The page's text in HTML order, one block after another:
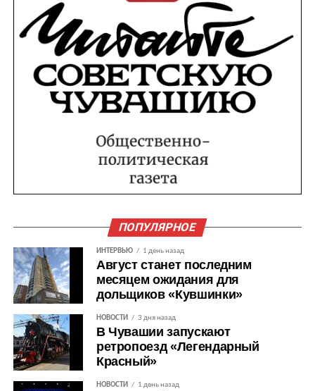
ПОПУЛЯРНОЕ
ИНТЕРВЬЮ 1 день назад
Август станет последним
месяцем ожидания для
дольщиков «Кувшинки»
НОВОСТИ 3 дня назад
В Чувашии запускают
ретропоезд «Легендарный
Красный»
НОВОСТИ 1 день назад